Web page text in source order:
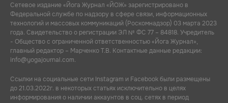
Сетевое издание «Йога Журнал «ЙОЖ» зарегистрировано в
Федеральной службе по надзору в сфере связи, информационных
технологий и массовых коммуникаций (Роскомнадзор) 03 марта 2023
года. Свидетельство о регистрации ЭЛ № ФС 77 – 84818. Учредитель
- Общество с ограниченной ответственностью «Йога Журнал»,
главный редактор – Марченко Т.В. Контактные данные редакции:
info@yogajournal.com.
Ссылки на социальные сети Instagram и Facebook были размещены
до 21.03.2022г. в некоторых статьях исключительно в целях
информирования о наличии аккаунтов в соц. сетях в период